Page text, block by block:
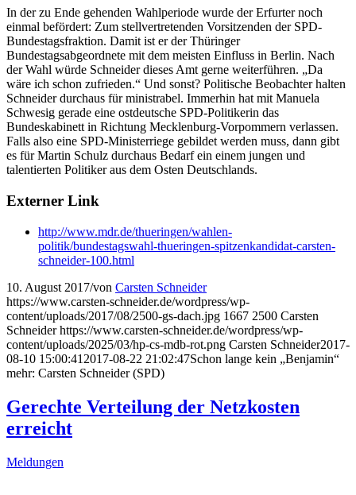
In der zu Ende gehenden Wahlperiode wurde der Erfurter noch
einmal befördert: Zum stellvertretenden Vorsitzenden der SPD-
Bundestagsfraktion. Damit ist er der Thüringer
Bundestagsabgeordnete mit dem meisten Einfluss in Berlin. Nach
der Wahl würde Schneider dieses Amt gerne weiterführen. „Da
wäre ich schon zufrieden.“ Und sonst? Politische Beobachter halten
Schneider durchaus für ministrabel. Immerhin hat mit Manuela
Schwesig gerade eine ostdeutsche SPD-Politikerin das
Bundeskabinett in Richtung Mecklenburg-Vorpommern verlassen.
Falls also eine SPD-Ministerriege gebildet werden muss, dann gibt
es für Martin Schulz durchaus Bedarf ein einem jungen und
talentierten Politiker aus dem Osten Deutschlands.
Externer Link
http://www.mdr.de/thueringen/wahlen-
politik/bundestagswahl-thueringen-spitzenkandidat-carsten-
schneider-100.html
10. August 2017/von Carsten Schneider
https://www.carsten-schneider.de/wordpress/wp-
content/uploads/2017/08/2500-gs-dach.jpg 1667 2500 Carsten
Schneider https://www.carsten-schneider.de/wordpress/wp-
content/uploads/2025/03/hp-cs-mdb-rot.png Carsten Schneider2017-
08-10 15:00:41 2017-08-22 21:02:47Schon lange kein „Benjamin“
mehr: Carsten Schneider (SPD)
Gerechte Verteilung der Netzkosten
erreicht
Meldungen